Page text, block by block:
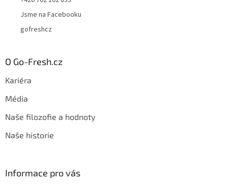
Jsme na Facebooku
gofreshcz
O Go-Fresh.cz
Kariéra
Média
Naše filozofie a hodnoty
Naše historie
Informace pro vás